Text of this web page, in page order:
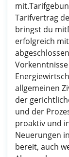
Tarifvertrag
bringst du
erfolgreich
allgemeinen
der
und der
proaktiv und
Neuerungen
bereit, auch